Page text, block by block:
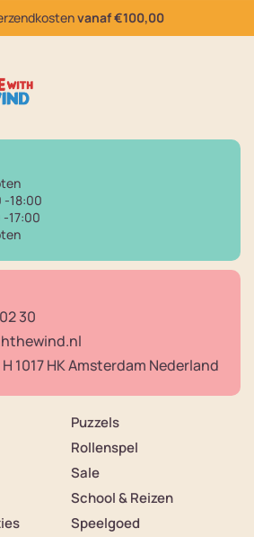
vanaf €100,00
-18:00
-17:00
30
1017 HK Amsterdam Nederland
Puzzels
Rollenspel
Sale
School & Reizen
Speelgoed